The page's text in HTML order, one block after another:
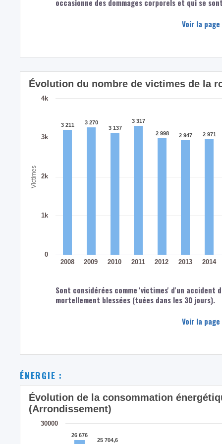
occasionne des dommages corporels et qui se
Voir la
Victimes
Évolution du nombre de victimes de la
2008 2009 2010 2011 2012 2013 2014
0
1k
2k
3k
4k
3 211
3 211 3 270
3 270
3 137
3 137
3 317
3 317
2 998
2 998 2 947
2 947 2 971
2 971
Sont considérées comme 'victimes' d'un
mortellement blessées (tuées dans les 30 jours).
Voir la
ÉNERGIE :
Évolution de la consommation
(Arrondissement)
30000
26 676
26 676
25 704,6
25 704,6